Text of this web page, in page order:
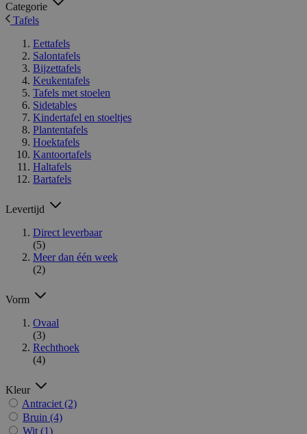
Categorie
Tafels
Eettafels
Salontafels
Bijzettafels
Keukentafels
Tafels met stoelen
Sidetables
Kindertafel en stoeltjes
Plantentafels
Hoektafels
Kantoortafels
Haltafels
Bartafels
Levertijd
Direct leverbaar
(5)
Meer dan één week
(2)
Vorm
Ovaal
(3)
Rechthoek
(4)
Kleur
Antraciet (2)
Bruin (4)
Wit (1)